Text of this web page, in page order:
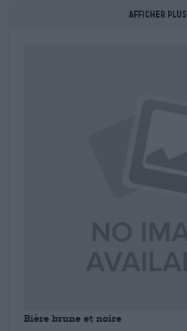
AFFICHER PLUS
Bière brune et noire